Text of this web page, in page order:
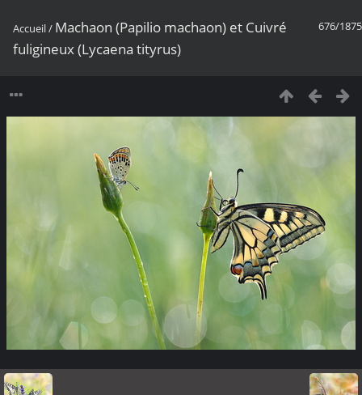
676/1875
Accueil/ Machaon (Papilio machaon) et Cuivré
fuligineux (Lycaena tityrus)